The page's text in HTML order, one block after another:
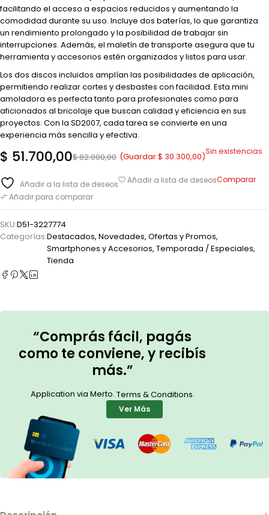
facilitando el acceso a espacios reducidos y aumentando la
comodidad durante su uso. Incluye dos baterías, lo que garantiza
un rendimiento prolongado y la posibilidad de trabajar sin
interrupciones. Además, el maletín de transporte asegura que tu
herramienta y accesorios estén organizados y listos para usar.
Los dos discos incluidos amplían las posibilidades de aplicación,
permitiendo realizar cortes y desbastes con facilidad. Esta mini
amoladora es perfecta tanto para profesionales como para
aficionados al bricolaje que buscan calidad y eficiencia en sus
proyectos. Con la SD2007, cada tarea se convierte en una
experiencia más sencilla y efectiva.
$82.000,00
$ 51.700,00 (Guardar$ 30.300,00)Sin existencias
Añadir a la lista de deseos Añadir a lista de deseosComparar
Añadir para comparar
SKU:D51-3227774
Categorías:Destacados, Novedades, Ofertas y Promos,
Smartphones y Accesorios, Temporada / Especiales,
Tienda
“Comprás fácil, pagás
como te conviene, y recibís
más.”
Application via Merto. Terms & Conditions.
Ver Más